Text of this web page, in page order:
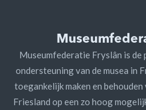
Museumfederatie Fryslân is
ondersteuning van de musea in
toegankelijk maken en
Friesland op een zo hoog